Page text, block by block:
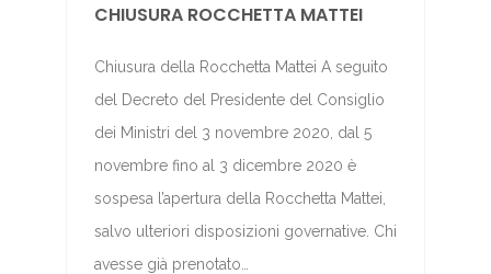
CHIUSURA ROCCHETTA MATTEI
Chiusura della Rocchetta Mattei A seguito
del Decreto del Presidente del Consiglio
dei Ministri del 3 novembre 2020, dal 5
novembre fino al 3 dicembre 2020 è
sospesa l’apertura della Rocchetta Mattei,
salvo ulteriori disposizioni governative. Chi
avesse già prenotato…